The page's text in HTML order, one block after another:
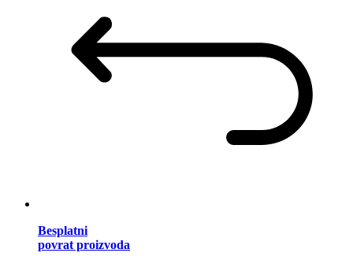
Besplatni
povrat proizvoda